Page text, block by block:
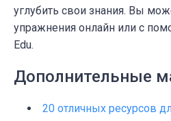
углубить свои знания. Вы
упражнения онлайн или с
Edu.
Дополнительные
20 отличных ресурсов